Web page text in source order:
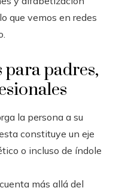
que vemos en redes
para padres,
la persona a su
constituye un eje
o incluso de índole
más allá del